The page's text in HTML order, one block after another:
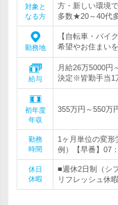
対象と
なる方
方・新しい環境
多数★20～40代
勤務地
【自転車・バイ
希望やお住まい
給与
月給26万5000円
決定※皆勤手当1
初年度
年収
355万円～550万
勤務
時間
1ヶ月単位の変
例）【早番】07
休日
休暇
■週休2日制（シ
リフレッシュ休